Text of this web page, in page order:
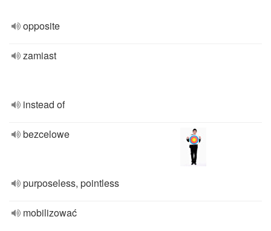
opposite
zamiast
instead of
bezcelowe
purposeless, pointless
mobilizować